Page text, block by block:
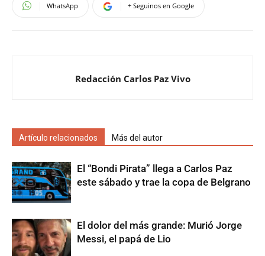
WhatsApp + Seguinos en Google
Redacción Carlos Paz Vivo
Artículo relacionados Más del autor
El “Bondi Pirata” llega a Carlos Paz
este sábado y trae la copa de Belgrano
El dolor del más grande: Murió Jorge
Messi, el papá de Lio